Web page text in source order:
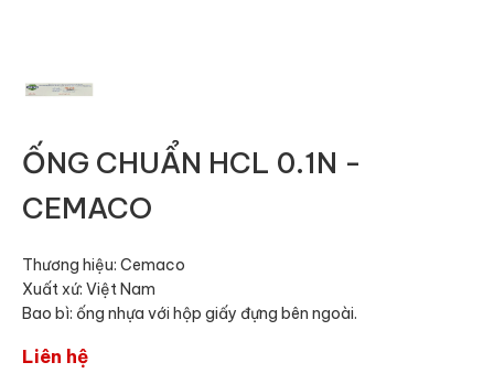
ỐNG CHUẨN HCL 0.1N -
CEMACO
Thương hiệu: Cemaco
Xuất xứ: Việt Nam
Bao bì: ống nhựa với hộp giấy đựng bên ngoài.
Liên hệ